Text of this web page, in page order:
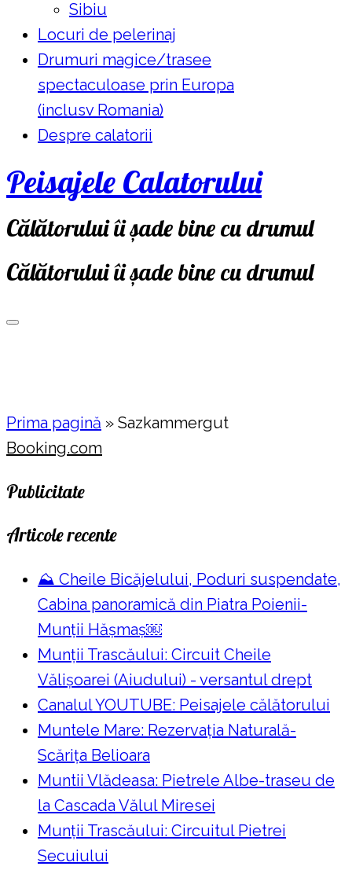
Sibiu
Locuri de pelerinaj
Drumuri magice/trasee
spectaculoase prin Europa
(inclusv Romania)
Despre calatorii
Peisajele Calatorului
Călătorului îi șade bine cu drumul
Călătorului îi șade bine cu drumul
Prima pagină » Sazkammergut
Booking.com
Publicitate
Articole recente
⛰️ Cheile Bicăjelului, Poduri suspendate,
Cabina panoramică din Piatra Poienii-
Munții Hășmaș￼
Munții Trascăului: Circuit Cheile
Vălișoarei (Aiudului) - versantul drept
Canalul YOUTUBE: Peisajele călătorului
Muntele Mare: Rezervaţia Naturală-
Scăriţa Belioara
Muntii Vlădeasa: Pietrele Albe-traseu de
la Cascada Vălul Miresei
Munții Trascăului: Circuitul Pietrei
Secuiului